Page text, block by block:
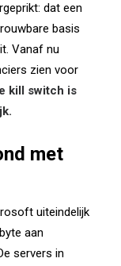
dat een
basis
Vanaf nu
zien voor
kill switch is
met
uiteindelijk
aan
servers in